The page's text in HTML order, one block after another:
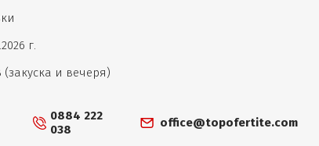
г.
и вечеря)
0884 222
038
office@topofertite.com